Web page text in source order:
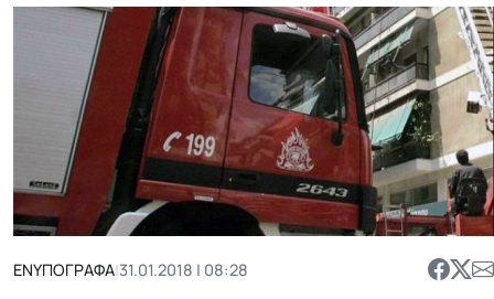
ΕΝΥΠΟΓΡΑΦΑ|31.01.2018 | 08:28